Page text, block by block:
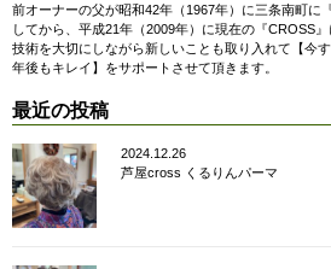
前オーナーの父が昭和42年（1967年）に三条南町に
してから、平成21年（2009年）に現在の『CROSS
技術を大切にしながら新しいことも取り入れて【今
年後もキレイ】をサポートさせて頂きます。
最近の投稿
2024.12.26
芦屋cross くるりんパーマ